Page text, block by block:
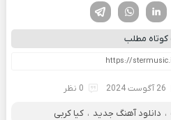
لینکدین تویتر
فیسوک
کوتاه مطلب
26 آگوست 2024 0 نظر
، دانلود آهنگ جدید ، کیا کربی